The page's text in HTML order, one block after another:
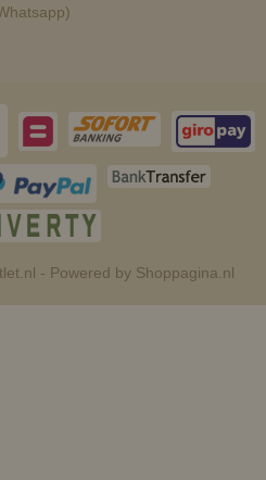
- Powered by Shoppagina.nl